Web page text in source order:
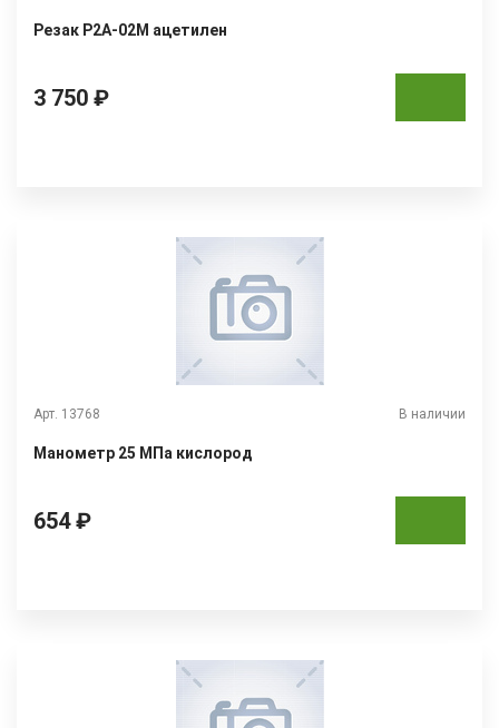
Резак Р2А-02М ацетилен
3 750 ₽
Арт. 13768 В наличии
Манометр 25 МПа кислород
654 ₽